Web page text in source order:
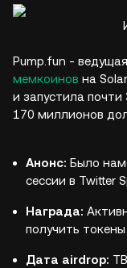
Pump.fun -
мемкоинов на
и запустила
170 миллионов
Анонс: Было
сессии в Twitter
Награда:
получить
Дата airdrop: